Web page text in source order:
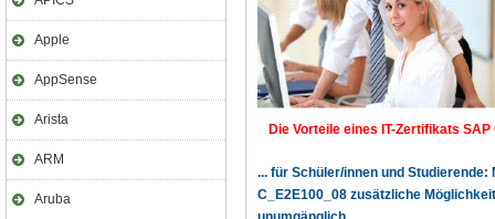
Apple
AppSense
Arista
ARM
Aruba
Die Vorteile eines IT-Zertifikats SAP
... für Schüler/innen und
C_E2E100_08 zusätzliche